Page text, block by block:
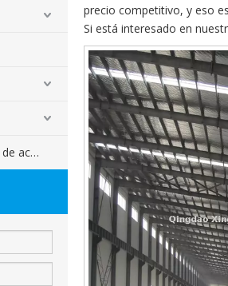
Accesorios de construcción de acero
precio competitivo, y eso
Si está interesado en